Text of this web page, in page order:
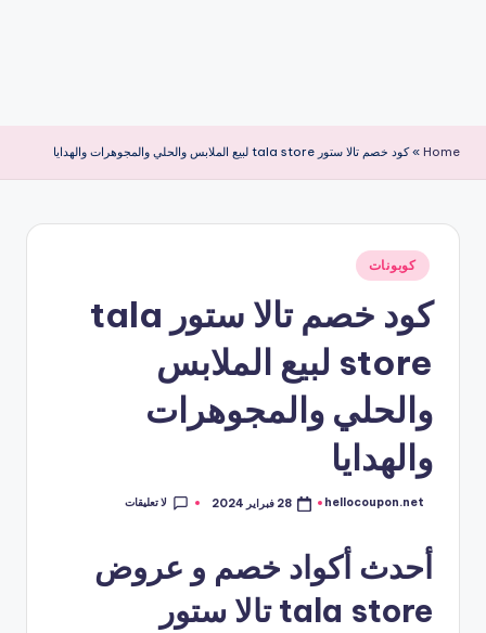
Home
»كود خصم تالا ستور tala store لبيع الملابس والحلي والمجوهرات والهدايا
نُشر
في
كوبونات
كود خصم تالا ستور tala
store لبيع الملابس
والحلي والمجوهرات
والهدايا
تمّ
hellocoupon.net 28 فبراير 2024 لا تعليقات
أحدث أكواد خصم و عروض
tala store تالا ستور